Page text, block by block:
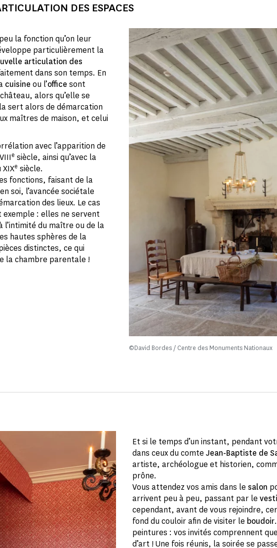
DES ESPACES
la fonction qu’on leur
particulièrement la
articulation des
dans son temps. En
cuisine ou l’office sont
alors qu’elle se
sert alors de démarcation
maîtres de maison, et celui
avec l’apparition de
e siècle, ainsi qu’avec la
e siècle.
fonctions, faisant de la
en soi, l’avancée sociétale
des lieux. Le cas
: elles ne servent
l’intimité du maître ou de la
hautes sphères de la
distinctes, ce qui
la chambre parentale !
©David Bordes / Centre des Monuments Nationaux
Et si le temps d’un instant, pendant
dans ceux du comteJean-Baptiste de
artiste, archéologue et historien,
prône.
Vous attendez vos amis dans le salon
arrivent peu à peu, passant par le
cependant, avant de vous rejoindre,
fond du couloir afin de visiter le boudoir
peintures : vos invités comprennent
d’art ! Une fois réunis, la soirée se